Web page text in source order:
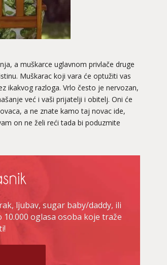
a muškarce uglavnom privlače druge
Muškarac koji vara će optužiti vas
ikakvog razloga. Vrlo često je nervozan,
već i vaši prijatelji i obitelj. Oni će
a ne znate kamo taj novac ide,
on ne želi reći tada bi poduzmite
ljubav, sugar baby/daddy, ili
oglasa osoba koje traže